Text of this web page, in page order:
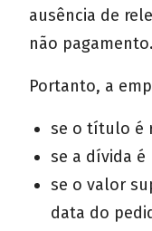
ausência de
não pagamento.
Portanto, a
se o título é
se a dívida
se o valor
data do